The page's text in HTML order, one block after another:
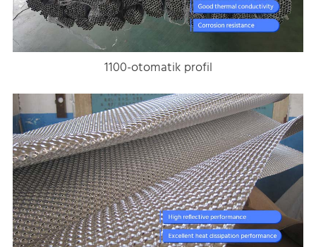
1100-otomatik profil